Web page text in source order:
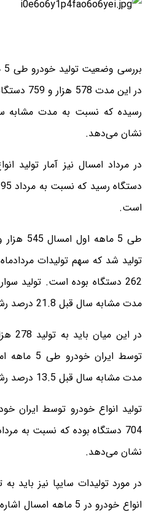
در این
نشان می‌دهد.
است.
مدت مشابه سال قبل 21.8 درصد رشد داشته است.
توسط
مدت مشابه سال قبل 13.5 درصد رشد داشته است.
نشان می‌دهد.
انواع خودرو در 5